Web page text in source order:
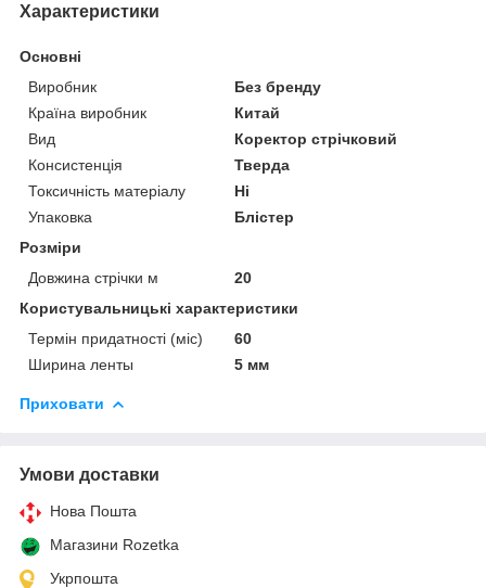
Характеристики
Основні
Виробник
Без бренду
Країна виробник
Китай
Вид
Коректор стрічковий
Консистенція
Тверда
Токсичність матеріалу
Ні
Упаковка
Блістер
Розміри
Довжина стрічки м
20
Користувальницькі характеристики
Термін придатності (міс)
60
Ширина ленты
5 мм
Приховати
Умови доставки
Нова Пошта
Магазини Rozetka
Укрпошта